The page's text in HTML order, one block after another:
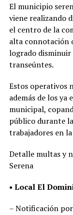
El municipio
viene realizando
el centro de la
alta connotación
logrado disminuir
transeúntes.
Estos operativos
además de los ya
municipal,
público durante
trabajadores en
Detalle multas y
Serena
• Local El
– Notificación